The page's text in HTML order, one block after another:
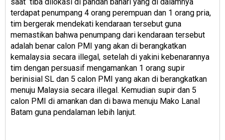
terdapat penumpang 4 orang perempuan dan 1 orang pria,
tim bergerak mendekati kendaraan tersebut guna
memastikan bahwa penumpang dari kendaraan tersebut
adalah benar calon PMI yang akan di berangkatkan
kemalaysia secara illegal, setelah di yakini kebenarannya
tim dengan persuasif mengamankan 1 orang supir
berinisial SL dan 5 calon PMI yang akan di berangkatkan
menuju Malaysia secara illegal. Kemudian supir dan 5
calon PMI di amankan dan di bawa menuju Mako Lanal
Batam guna pendalaman lebih lanjut.